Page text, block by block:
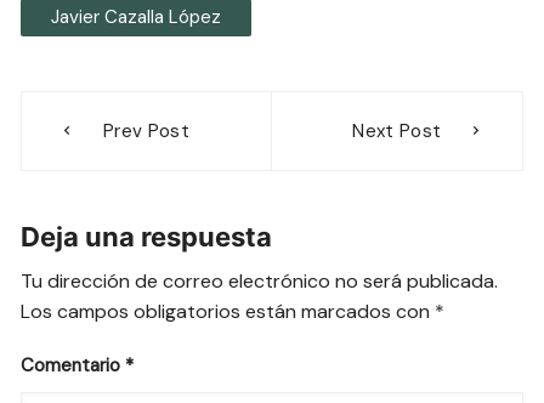
Javier Cazalla López
Prev Post Next Post
Deja una respuesta
Tu dirección de correo electrónico no será publicada.
Los campos obligatorios están marcados con *
Comentario *